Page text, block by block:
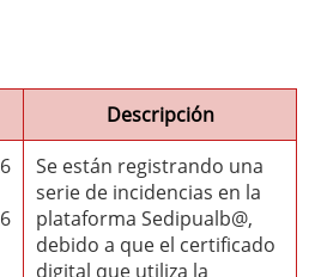
Descripción
Se están registrando una
serie de incidencias en la
plataforma Sedipualb@,
debido a que el certificado
digital que utiliza la